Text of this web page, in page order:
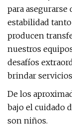
para asegurarse
estabilidad
producen
nuestros
desafíos
brindar
De los
bajo el cuidado
son niños.